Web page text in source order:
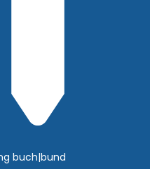
buch|bund